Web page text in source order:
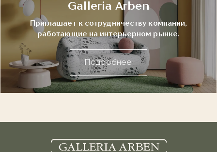
Galleria Arben
Приглашает к сотрудничеству компании,
работающие на интерьерном рынке.
Подробнее